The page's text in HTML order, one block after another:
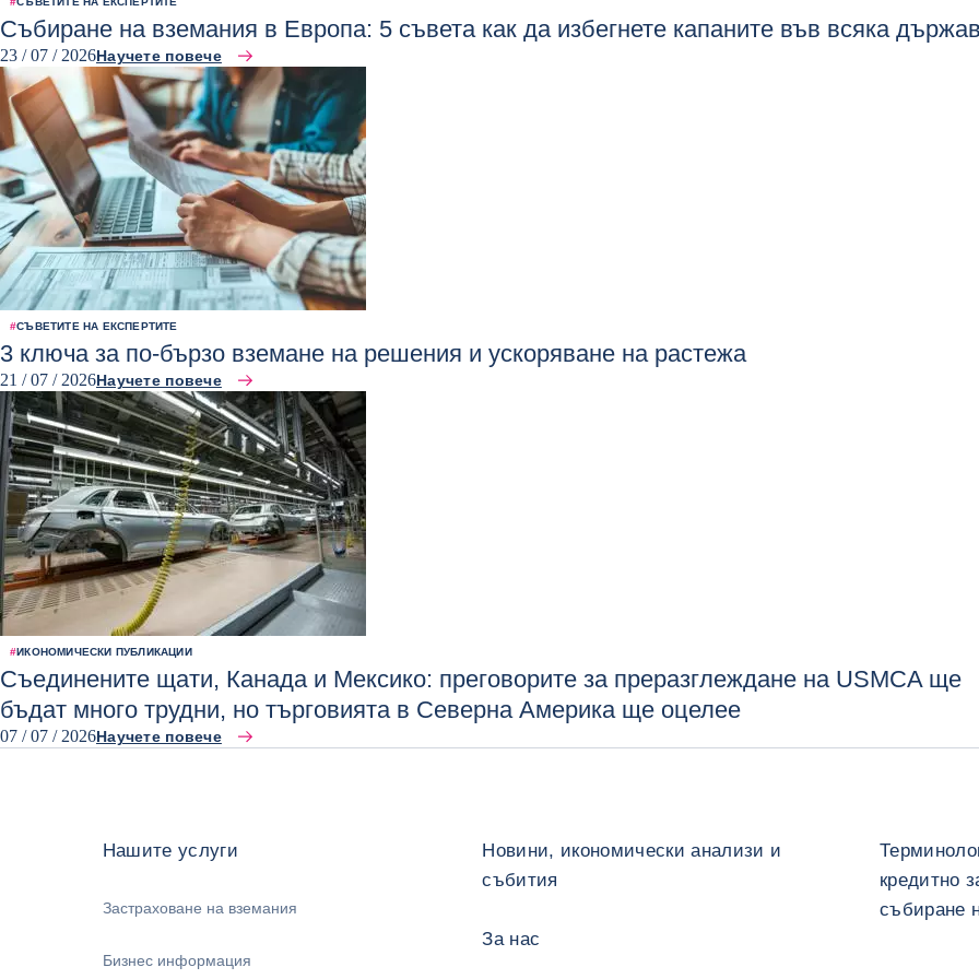
Събиране на вземания в Европа: 5 съвета как да избегнете капаните във всяка
23 / 07 / 2026Научете повече
#СЪВЕТИТЕ НА ЕКСПЕРТИТЕ
3 ключа за по-бързо вземане на решения и ускоряване на растежа
21 / 07 / 2026Научете повече
#ИКОНОМИЧЕСКИ ПУБЛИКАЦИИ
Съединените щати, Канада и Мексико: преговорите за преразглеждане на USMCA ще
бъдат много трудни, но търговията в Северна Америка ще оцелее
07 / 07 / 2026Научете повече
Нашите услуги
Застраховане на вземания
Бизнес информация
Новини, икономически анализи и
събития
За нас
кредитно
събиране